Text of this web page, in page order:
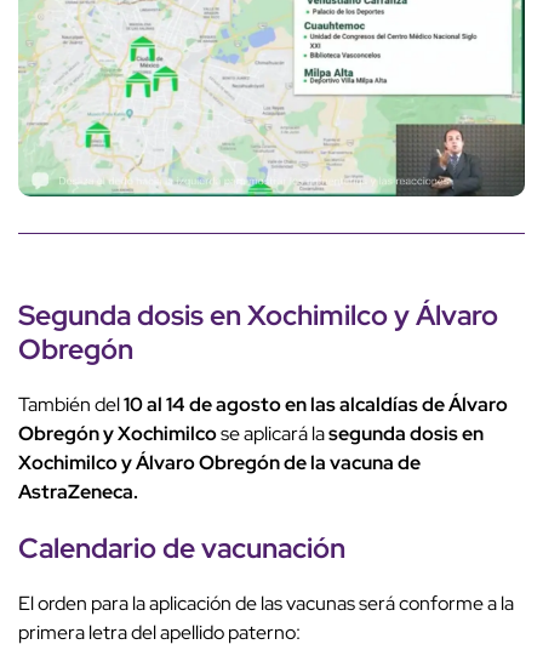
Segunda dosis en Xochimilco y Álvaro
Obregón
También del10 al 14 de agosto en las alcaldías de Álvaro
Obregón y Xochimilcose aplicará lasegunda dosis en
Xochimilco y Álvaro Obregón de la vacuna de
AstraZeneca.
Calendario de vacunación
El orden para la aplicación de las vacunas será conforme a la
primera letra del apellido paterno: